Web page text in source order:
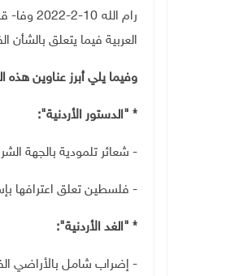
رام
العربية فيما يتعلق
وفيما يلي أبرز عناوين
* "الدستور الأردنية":
- شعائر تلمودية بالجهة
- فلسطين تعلق اعترافها
* "الغد الأردنية":
- إضراب شامل بالأراضي